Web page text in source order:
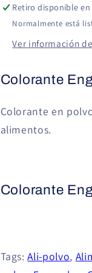
Retiro disponible en
Normalmente está
Ver información
Colorante
Colorante en
alimentos.
Colorante
Tags:Ali-polvo,